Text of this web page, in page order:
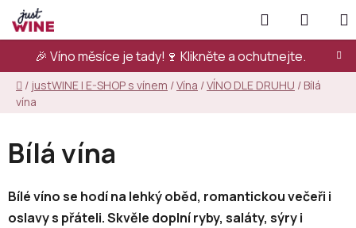
Přejít
na
obsah
🎉 Víno měsíce je tady!🍷 Klikněte a ochutnejte.
Hledat
KOŠÍK
Domů
/ justWINE | E-SHOP s vínem /Vína /VÍNO DLE DRUHU / Bílá
vína
Bílá vína
Bílé víno se hodí na lehký oběd, romantickou večeři i
oslavy s přáteli. Skvěle doplní ryby, saláty, sýry i